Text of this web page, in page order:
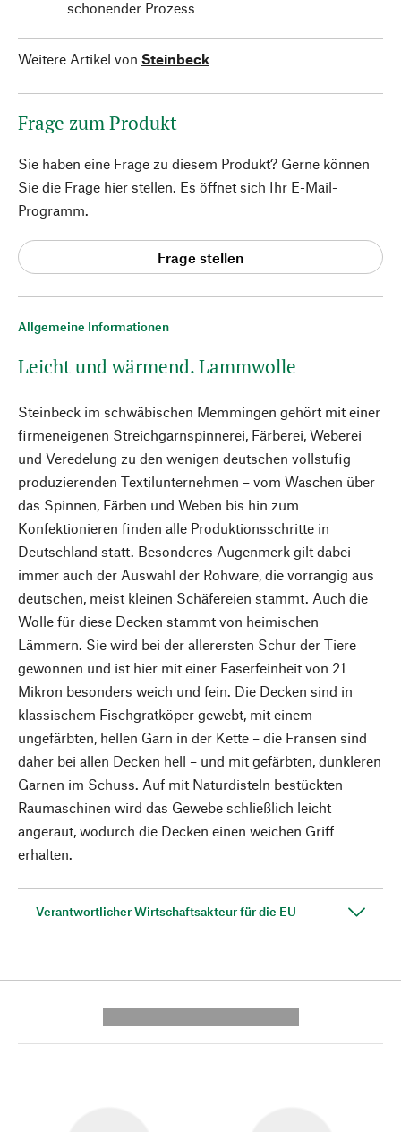
Allgemeine Informationen
Leicht und wärmend. Lammwolle
Steinbeck im schwäbischen Memmingen gehört mit einer
firmeneigenen Streichgarnspinnerei, Färberei, Weberei
und Veredelung zu den wenigen deutschen vollstufig
produzierenden Textilunternehmen – vom Waschen über
das Spinnen, Färben und Weben bis hin zum
Konfektionieren finden alle Produktionsschritte in
Deutschland statt. Besonderes Augenmerk gilt dabei
immer auch der Auswahl der Rohware, die vorrangig aus
deutschen, meist kleinen Schäfereien stammt. Auch die
Wolle für diese Decken stammt von heimischen
Lämmern. Sie wird bei der allerersten Schur der Tiere
gewonnen und ist hier mit einer Faserfeinheit von 21
Mikron besonders weich und fein. Die Decken sind in
klassischem Fischgratköper gewebt, mit einem
ungefärbten, hellen Garn in der Kette – die Fransen sind
daher bei allen Decken hell – und mit gefärbten, dunkleren
Garnen im Schuss. Auf mit Naturdisteln bestückten
Raumaschinen wird das Gewebe schließlich leicht
angeraut, wodurch die Decken einen weichen Griff
erhalten.
Verantwortlicher Wirtschaftsakteur für die EU
schonender Prozess
Weitere Artikel von Steinbeck
Frage zum Produkt
Sie haben eine Frage zu diesem Produkt? Gerne können
Sie die Frage hier stellen. Es öffnet sich Ihr E-Mail-
Programm.
Frage stellen